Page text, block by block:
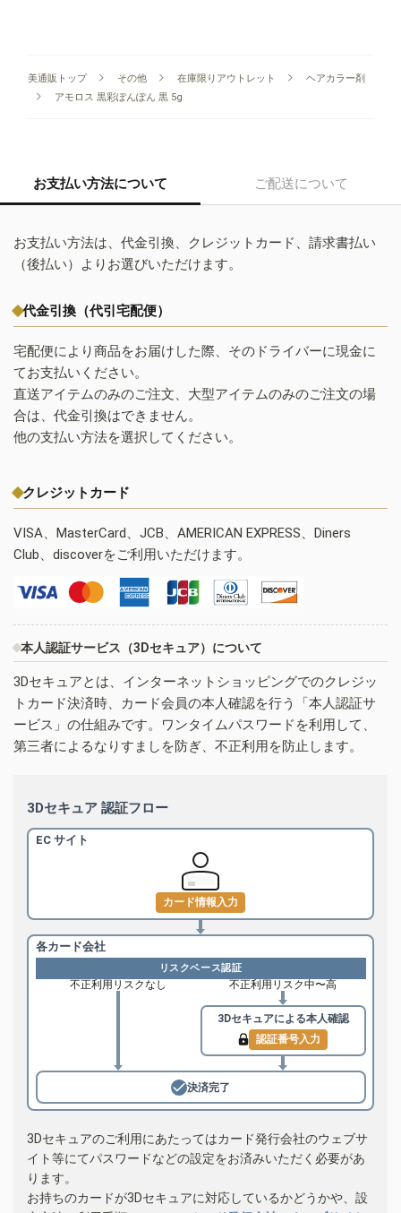
美通販トップ その他 在庫限りアウトレット
ヘアカラー剤
アモロス 黒彩ぽんぽん 黒 5g
お支払い方法について ご配送について
お支払い方法は、代金引換、クレジットカード、請求書払い
（後払い）よりお選びいただけます。
代金引換（代引宅配便）
宅配便により商品をお届けした際、そのドライバーに現金に
てお支払いください。
直送アイテムのみのご注文、大型アイテムのみのご注文の場
合は、代金引換はできません。
他の支払い方法を選択してください。
クレジットカード
VISA、MasterCard、JCB、AMERICAN EXPRESS、Diners
Club、discoverをご利用いただけます。
本人認証サービス（3Dセキュア）について
3Dセキュアとは、インターネットショッピングでのクレジッ
トカード決済時、カード会員の本人確認を行う「本人認証サ
ービス」の仕組みです。ワンタイムパスワードを利用して、
第三者によるなりすましを防ぎ、不正利用を防止します。
3Dセキュア 認証フロー
EC サイト
カード情報入力
各カード会社
リスクベース認証
不正利用リスクなし 不正利用リスク中〜高
3Dセキュアによる本人確認
認証番号入力
決済完了
3Dセキュアのご利用にあたってはカード発行会社のウェブサ
イト等にてパスワードなどの設定をお済みいただく必要があ
ります。
お持ちのカードが3Dセキュアに対応しているかどうかや、設